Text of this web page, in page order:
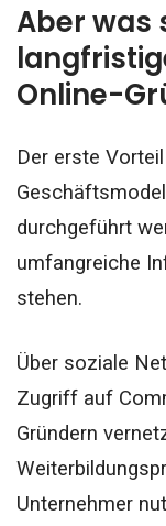
Aber was
Online-
Der erste
durchgeführt
umfangreiche
stehen.
Über soziale
Zugriff auf
Gründern
Unternehmer